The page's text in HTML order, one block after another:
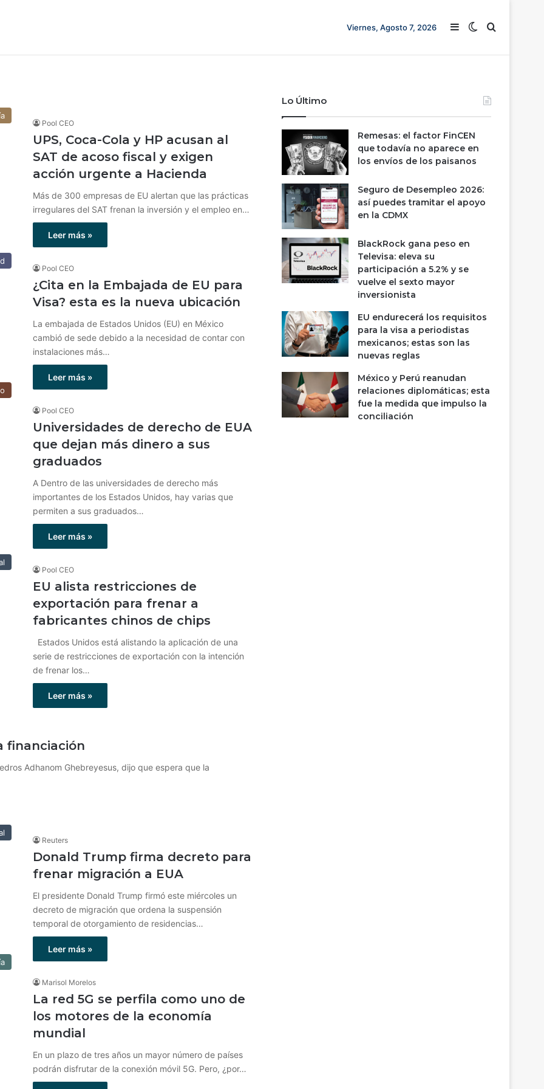
Viernes, Agosto 7, 2026 Barra lateral
Switch skin
Buscar
Pool CEO
UPS, Coca-Cola y HP acusan al
SAT de acoso fiscal y exigen
acción urgente a Hacienda
Más de 300 empresas de EU alertan que las prácticas
irregulares del SAT frenan la inversión y el empleo en…
Leer más »
Pool CEO
¿Cita en la Embajada de EU para
Visa? esta es la nueva ubicación
La embajada de Estados Unidos (EU) en México
cambió de sede debido a la necesidad de contar con
instalaciones más…
Leer más »
Pool CEO
Universidades de derecho de EUA
que dejan más dinero a sus
graduados
A Dentro de las universidades de derecho más
importantes de los Estados Unidos, hay varias que
permiten a sus graduados…
Leer más »
Pool CEO
EU alista restricciones de
exportación para frenar a
fabricantes chinos de chips
Estados Unidos está alistando la aplicación de una
serie de restricciones de exportación con la intención
de frenar los…
Leer más »
financiación
Adhanom Ghebreyesus, dijo que espera que la
Reuters
Donald Trump firma decreto para
frenar migración a EUA
El presidente Donald Trump firmó este miércoles un
decreto de migración que ordena la suspensión
temporal de otorgamiento de residencias…
Leer más »
Marisol Morelos
La red 5G se perfila como uno de
los motores de la economía
mundial
En un plazo de tres años un mayor número de países
podrán disfrutar de la conexión móvil 5G. Pero, ¿por…
Lo Último
Remesas: el factor FinCEN
que todavía no aparece en
los envíos de los paisanos
Seguro de Desempleo 2026:
así puedes tramitar el apoyo
en la CDMX
BlackRock gana peso en
Televisa: eleva su
participación a 5.2% y se
vuelve el sexto mayor
inversionista
EU endurecerá los requisitos
para la visa a periodistas
mexicanos; estas son las
nuevas reglas
México y Perú reanudan
relaciones diplomáticas; esta
fue la medida que impulso la
conciliación